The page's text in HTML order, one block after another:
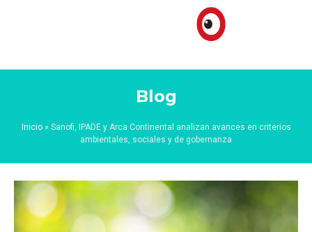
Blog
Inicio» Sanofi, IPADE y Arca Continental analizan avances en criterios
ambientales, sociales y de gobernanza